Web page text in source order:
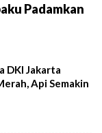
Padamkan
DKI Jakarta
Api Semakin